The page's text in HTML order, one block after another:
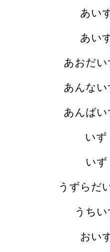
あい
あい
あおだい
あんない
あんばい
いず
いず
うずらだ
うち
おい